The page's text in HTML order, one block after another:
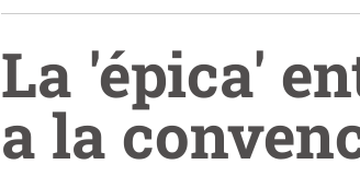
La 'épica'
a la